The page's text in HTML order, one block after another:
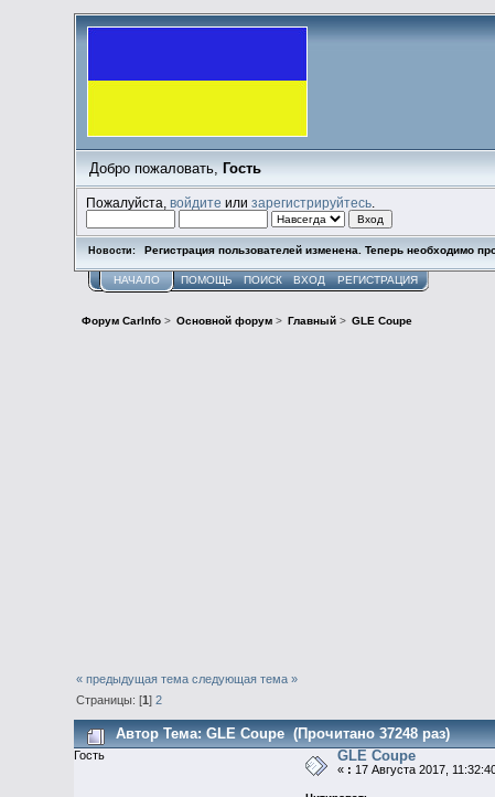
Добро пожаловать, Гость
Пожалуйста,войдите илизарегистрируйтесь
Новости: Регистрация пользователей изменена. Теперь необходимо
НАЧАЛО ПОМОЩЬ ПОИСК ВХОД РЕГИСТРАЦИЯ
Форум CarInfo> Основной форум> Главный> GLE Coupe
« предыдущая тема следующая тема »
Страницы: [1]2
АвторТема: GLE Coupe (Прочитано 37248 раз)
Гость GLE Coupe
« : 17 Августа 2017,